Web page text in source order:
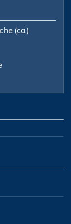
(ca.)